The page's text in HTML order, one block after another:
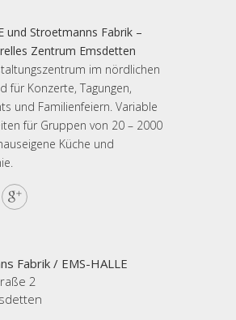
und Stroetmanns Fabrik –
Zentrum Emsdetten
im nördlichen
für Konzerte, Tagungen,
und Familienfeiern. Variable
für Gruppen von 20 – 2000
Küche und
Fabrik / EMS-HALLE
2